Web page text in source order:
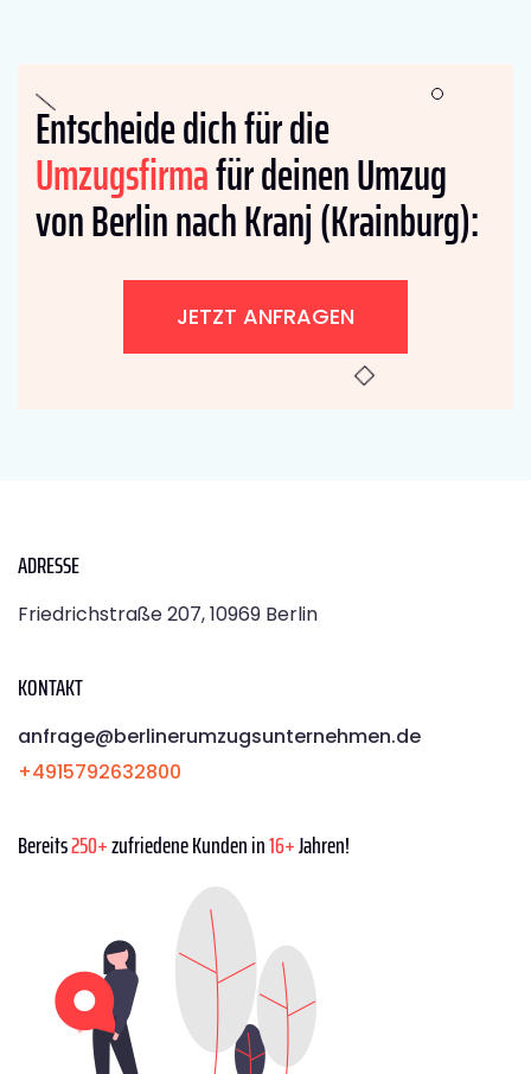
Entscheide dich für die
Umzugsfirmafür deinen Umzug
von Berlin nach Kranj (Krainburg):
JETZT ANFRAGEN
ADRESSE
Friedrichstraße 207, 10969 Berlin
KONTAKT
anfrage@berlinerumzugsunternehmen.de
+4915792632800
Bereits250+zufriedene Kunden in16+Jahren!